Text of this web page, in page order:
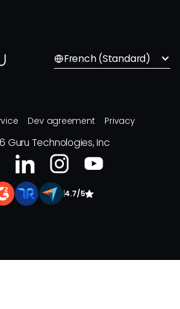
French (Standard)
Dev agreement Privacy
Guru Technologies, Inc
4.7/5